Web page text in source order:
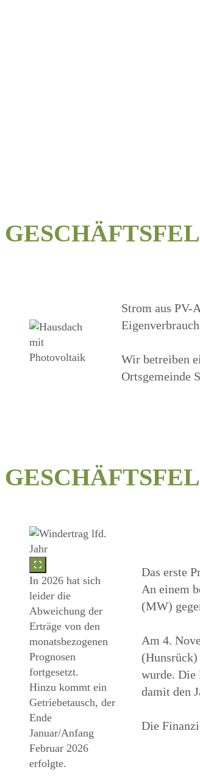
Strom aus PV-
Wir betreiben
Ortsgemeinde
In 2026 hat sich
leider die
Abweichung der
Erträge von den
monatsbezogenen
Prognosen
fortgesetzt.
Hinzu kommt ein
Getriebetausch, der
Ende
Januar/Anfang
Februar 2026
erfolgte.
Das erste
An einem
(MW)
Am 4.
wurde. Die
damit den
Die